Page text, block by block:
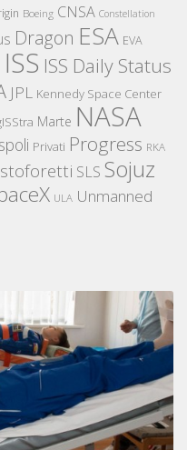
Boeing CNSA Constellation
Dragon ESA EVA
ISS ISS Daily Status
JPL Kennedy Space Center
Marte NASA
Privati Progress RKA
SLS Sojuz
ULA Unmanned